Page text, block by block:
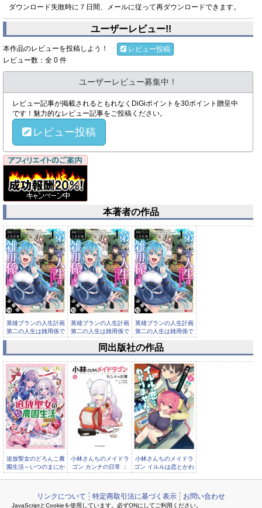
ダウンロード失敗時に７日間、メールに従って再ダウンロードできます。
ユーザーレビュー!!
本作品のレビューを投稿しよう！
レビュー投稿
レビュー数：全 0 件
ユーザーレビュー募集中！
レビュー記事が掲載されるともれなくDiGiポイントを30ポイント贈呈中
です！魅力的なレビュー記事をご投稿ください。
レビュー投稿
本著者の作品
英雄ブランの人生計画
第二の人生は雑用係で
お願い...
英雄ブランの人生計画
第二の人生は雑用係で
お願い...
英雄ブランの人生計画
第二の人生は雑用係で
お願い...
英雄ブランの人生計画
第二の人生は雑用係で
同出版社の作品
追放聖女のどろんこ農
園生活～いつのまにか
隣国を救ってしまいま
小林さんちのメイドラ
ゴン カンナの日常 ：
16
小林さんちのメイドラ
ゴン イルルは恋とかわ
かりません！ ：
リンクについて 特定商取引法に基づく表示 お問い合わせ
JavaScriptとCookieを使用しています。必ずONにしてご利用ください。